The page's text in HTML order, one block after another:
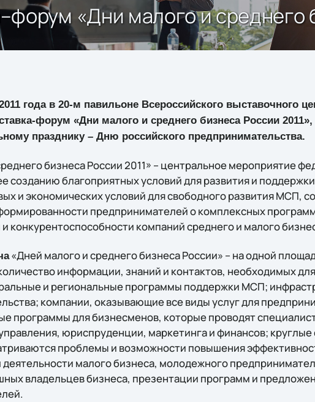
«Дни малого и среднего
года в 20-м павильоне Всероссийского выставочного
форум «Дни малого и среднего бизнеса России 2011»,
празднику – Дню российского предпринимательства.
бизнеса России 2011» – центральное мероприятие
созданию благоприятных условий для развития и
и экономических условий для свободного развития МСП,
предпринимателей о комплексных
конкурентоспособности компаний среднего и малого
«Дней малого и среднего бизнеса России» – на одной
информации, знаний и контактов, необходимых
и региональные программы поддержки МСП;
компании, оказывающие все виды услуг для
программы для бизнесменов, которые проводят
юриспруденции, маркетинга и финансов; круглые
проблемы и возможности повышения
малого бизнеса, молодежного
владельцев бизнеса, презентации программ и